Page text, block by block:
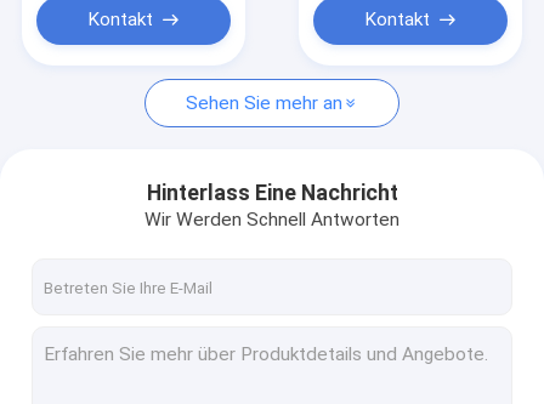
Fordern Sie ein Zitat
Kupfernes Spulen-Verpackungsfließband
Aluminiumspulen-Verpackungsfließband
Aluminiumspulen-Verpackungs-Maschine
Kontakt Kontakt
Sehen Sie mehr an
Hinterlass Eine Nachricht
Wir Werden Schnell Antworten